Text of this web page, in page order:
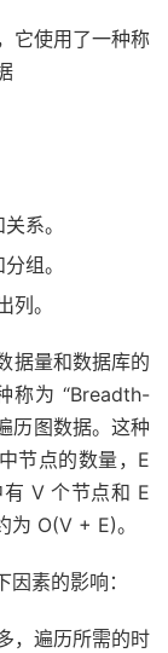
它使用了一种称
系。
组。
。
据量和数据库的
称为 “Breadth-
历图数据。这种
节点的数量，E
V 个节点和 E
O(V + E)。
素的影响：
，遍历所需的时